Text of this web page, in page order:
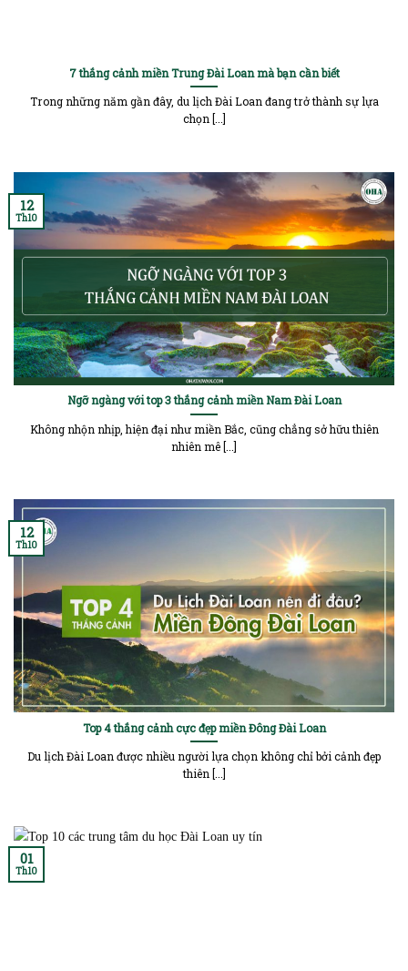
7 thắng cảnh miền Trung Đài Loan mà bạn cần biết
Trong những năm gần đây, du lịch Đài Loan đang trở thành sự lựa
chọn [...]
Ngỡ ngàng với top 3 thắng cảnh miền Nam Đài Loan
Không nhộn nhịp, hiện đại như miền Bắc, cũng chẳng sở hữu thiên
nhiên mê [...]
12
Th10
Top 4 thắng cảnh cực đẹp miền Đông Đài Loan
Du lịch Đài Loan được nhiều người lựa chọn không chỉ bởi cảnh đẹp
thiên [...]
12
Th10
01
Th10